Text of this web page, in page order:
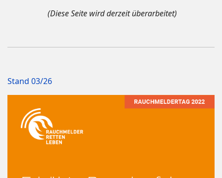
(Diese Seite wird derzeit überarbeitet)
Stand 03/26